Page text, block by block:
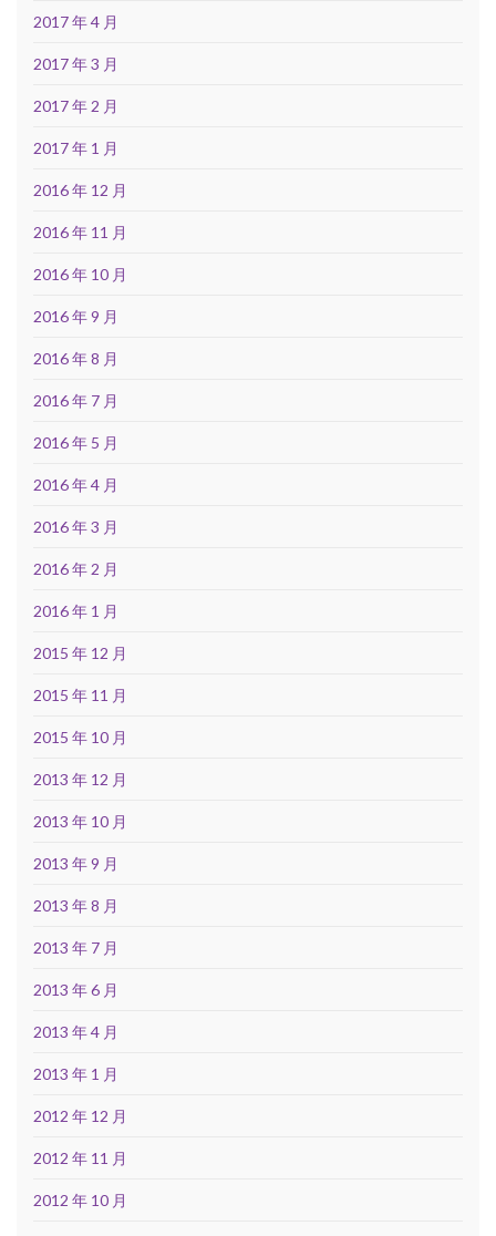
2017 年 4 月
2017 年 3 月
2017 年 2 月
2017 年 1 月
2016 年 12 月
2016 年 11 月
2016 年 10 月
2016 年 9 月
2016 年 8 月
2016 年 7 月
2016 年 5 月
2016 年 4 月
2016 年 3 月
2016 年 2 月
2016 年 1 月
2015 年 12 月
2015 年 11 月
2015 年 10 月
2013 年 12 月
2013 年 10 月
2013 年 9 月
2013 年 8 月
2013 年 7 月
2013 年 6 月
2013 年 4 月
2013 年 1 月
2012 年 12 月
2012 年 11 月
2012 年 10 月